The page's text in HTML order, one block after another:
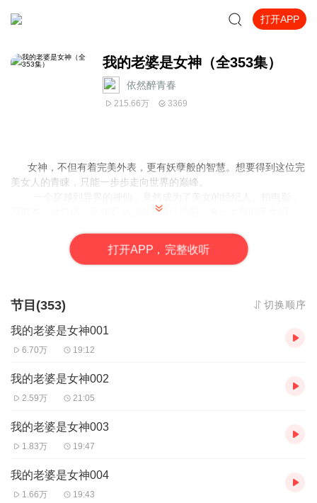
打开APP
我的老婆是女神（全353集）
依然醉青春
215.66万 3369
女神，不但有着完美外表，更有妖孽般的智慧。想要得到这位完
美女人的青睐，只能一步步走向世界的巅峰。
写剧本，做导演，不知不觉当中身边已经围上来一大群的美女明
打开APP，完整收听
节目(353) 切换顺序
我的老婆是女神001
6.70万 19:12
我的老婆是女神002
2.59万 21:05
我的老婆是女神003
1.83万 19:47
我的老婆是女神004
1.66万 19:43